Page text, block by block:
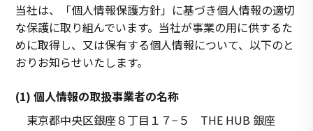
当社は、「個人情報保護方針」に基づき個人情報の適切
な保護に取り組んでいます。当社が事業の用に供するた
めに取得し、又は保有する個人情報について、以下のと
おりお知らせいたします。
(1) 個人情報の取扱事業者の名称
東京都中央区銀座８丁目１７−５ THE HUB 銀座